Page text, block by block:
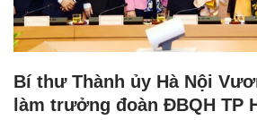
Bí thư Thành ủy Hà Nội
làm trưởng đoàn ĐBQH TP